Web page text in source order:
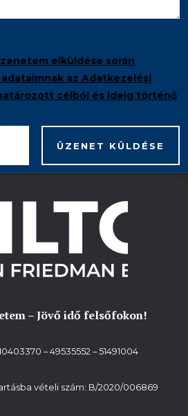
elküldése során
az Adatkezelési
célból és ideig történő
ÜZENET KÜLDÉSE
– Jövő idő felsőfokon!
– 49535552 – 51491004
vételi szám: B/2020/006869